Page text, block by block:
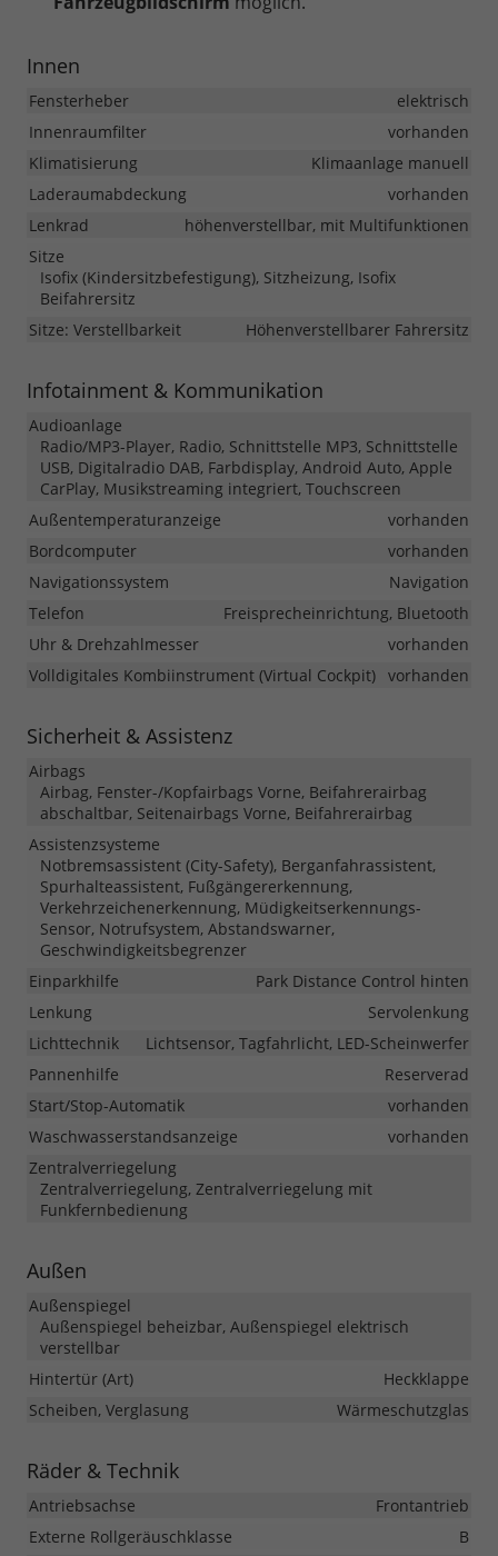
Innen
Fensterheber
elektrisch
Innenraumfilter
vorhanden
Klimatisierung
Klimaanlage manuell
Laderaumabdeckung
vorhanden
Lenkrad
höhenverstellbar, mit Multifunktionen
Sitze
Isofix (Kindersitzbefestigung), Sitzheizung, Isofix
Beifahrersitz
Sitze: Verstellbarkeit
Höhenverstellbarer Fahrersitz
Infotainment & Kommunikation
Audioanlage
Radio/MP3-Player, Radio, Schnittstelle MP3, Schnittstelle
USB, Digitalradio DAB, Farbdisplay, Android Auto, Apple
CarPlay, Musikstreaming integriert, Touchscreen
Außentemperaturanzeige
vorhanden
Bordcomputer
vorhanden
Navigationssystem
Navigation
Telefon
Freisprecheinrichtung, Bluetooth
Uhr & Drehzahlmesser
vorhanden
Volldigitales Kombiinstrument (Virtual Cockpit) vorhanden
Sicherheit & Assistenz
Airbags
Airbag, Fenster-/Kopfairbags Vorne, Beifahrerairbag
abschaltbar, Seitenairbags Vorne, Beifahrerairbag
Assistenzsysteme
Notbremsassistent (City-Safety), Berganfahrassistent,
Spurhalteassistent, Fußgängererkennung,
Verkehrzeichenerkennung, Müdigkeitserkennungs-
Sensor, Notrufsystem, Abstandswarner,
Geschwindigkeitsbegrenzer
Einparkhilfe
Park Distance Control hinten
Lenkung
Servolenkung
Lichttechnik
Lichtsensor, Tagfahrlicht, LED-Scheinwerfer
Pannenhilfe
Reserverad
Start/Stop-Automatik
vorhanden
Waschwasserstandsanzeige
vorhanden
Zentralverriegelung
Zentralverriegelung, Zentralverriegelung mit
Funkfernbedienung
Außen
Außenspiegel
Außenspiegel beheizbar, Außenspiegel elektrisch
verstellbar
Hintertür (Art)
Heckklappe
Scheiben, Verglasung
Wärmeschutzglas
Räder & Technik
Antriebsachse
Frontantrieb
Externe Rollgeräuschklasse
B